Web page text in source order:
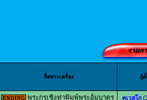
ชื่อพระเครื่อง ผู้
พระกรุเชิงท่าพิมพ์พระอุ้มบาตร
คเวสโก (